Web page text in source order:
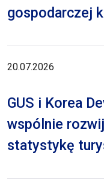
gospodarczej
20.07.2026
GUS i Korea
wspólnie
statystykę